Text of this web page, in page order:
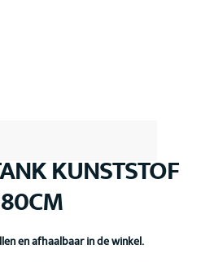
KUNSTSTOF
80CM
en afhaalbaar in de winkel.